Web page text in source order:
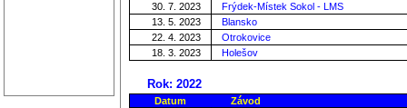
30. 7. 2023
Frýdek-Místek Sokol - LMS
13. 5. 2023
Blansko
22. 4. 2023
Otrokovice
18. 3. 2023
Holešov
Rok: 2022
Datum
Závod